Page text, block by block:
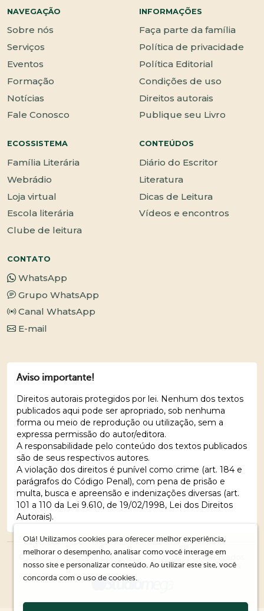
NAVEGAÇÃO
Sobre nós
Serviços
Eventos
Formação
Notícias
Fale Conosco
INFORMAÇÕES
Faça parte da família
Política de privacidade
Política Editorial
Condições de uso
Direitos autorais
Publique seu Livro
ECOSSISTEMA
Família Literária
Webrádio
Loja virtual
Escola literária
Clube de leitura
CONTEÚDOS
Diário do Escritor
Literatura
Dicas de Leitura
Vídeos e encontros
CONTATO
WhatsApp
Grupo WhatsApp
Canal WhatsApp
E-mail
Aviso importante!
Direitos autorais protegidos por lei. Nenhum dos textos
publicados aqui pode ser apropriado, sob nenhuma
forma ou meio de reprodução ou utilização, sem a
expressa permissão do autor/editora.
A responsabilidade pelo conteúdo dos textos publicados
são de seus respectivos autores.
A violação dos direitos é punível como crime (art. 184 e
parágrafos do Código Penal), com pena de prisão e
multa, busca e apreensão e indenizações diversas (art.
101 a 110 da Lei 9.610, de 19/02/1998, Lei dos Direitos
Autorais).
© 2026 Editora Ações Literárias. Todos os direitos reservados.
Olá! Utilizamos cookies para oferecer melhor experiência,
melhorar o desempenho, analisar como você interage em
nosso site e personalizar conteúdo. Ao utilizar este site, você
concorda com o uso de cookies.